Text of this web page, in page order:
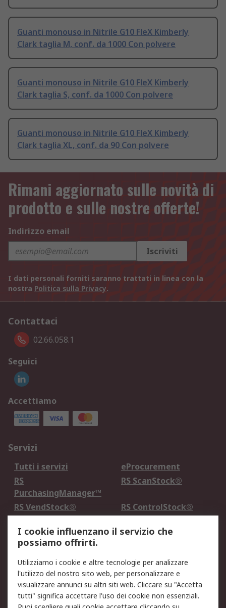
Guanti monouso in Nitrile G10 FleX Kimberly
Clark taglia M, conf. da 1000 Con polvere
Guanti monouso in Nitrile G10 FleX Kimberly
Clark taglia S, conf. da 1000 Con polvere
Guanti monouso in Nitrile G10 FleX Kimberly
Clark taglia XL, conf. da 90 Con polvere
Rimani aggiornato sulle novità di
prodotto e sulle nostre offerte!
Indirizzo email
Iscriviti
I dati personali forniti saranno trattati in linea con la
nostra Politica sulla Privacy.
Contattaci
02.66.058.1
Seguici
Accettiamo
Servizi
Tutti i servizi
eProcurement
RS
PurchasingManager™
RS ScanStock®
RS VendStock®
RS ControlStock®
Legale
Informativa Cookie
Informativa Privacy -
Aggiornata
Email Security
Termini d'uso
I cookie influenzano il servizio che
possiamo offrirti.
Utilizziamo i cookie e altre tecnologie per analizzare
l'utilizzo del nostro sito web, per personalizzare e
visualizzare annunci su altri siti web. Cliccare su "Accetta
tutti" significa accettare l'uso dei cookie non essenziali.